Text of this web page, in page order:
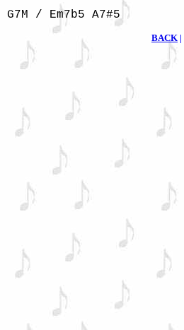
/ Em7b5 A7#5
BACK |